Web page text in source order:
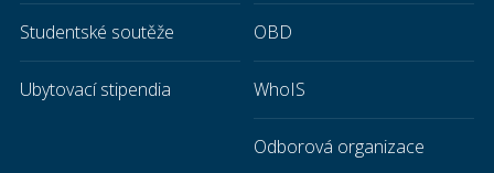
Studentské soutěže
Ubytovací stipendia
OBD
WhoIS
Odborová organizace